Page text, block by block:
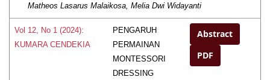
Matheos Lasarus Malaikosa, Melia Dwi Widayanti
Vol 12, No 1 (2024):
KUMARA CENDEKIA
PENGARUH
PERMAINAN
MONTESSORI
DRESSING
Abstract
PDF